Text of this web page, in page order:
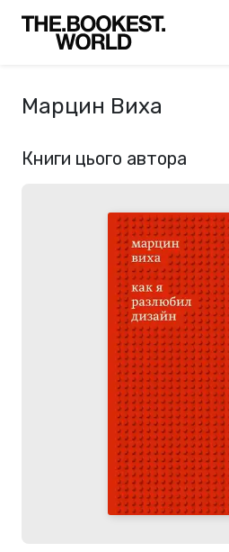
Марцин Виха
Книги цього автора